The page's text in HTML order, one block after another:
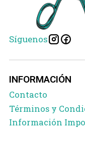
Síguenos
INFORMACIÓN
Contacto
Términos y
Información